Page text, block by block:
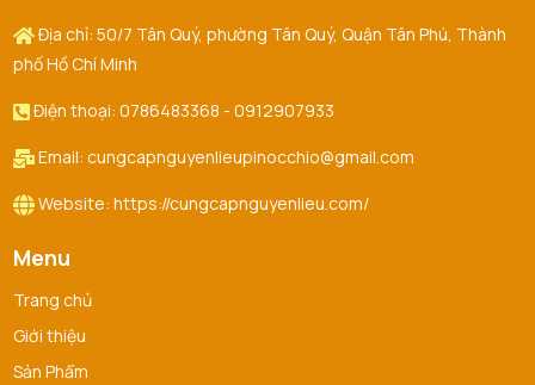
Địa chỉ: 50/7 Tân Quý, phường Tân Quý, Quận Tân Phú, Thành
phố Hồ Chí Minh
Điện thoại: 0786483368 - 0912907933
Email: cungcapnguyenlieupinocchio@gmail.com
Website: https://cungcapnguyenlieu.com/
Menu
Trang chủ
Giới thiệu
Sản Phẩm